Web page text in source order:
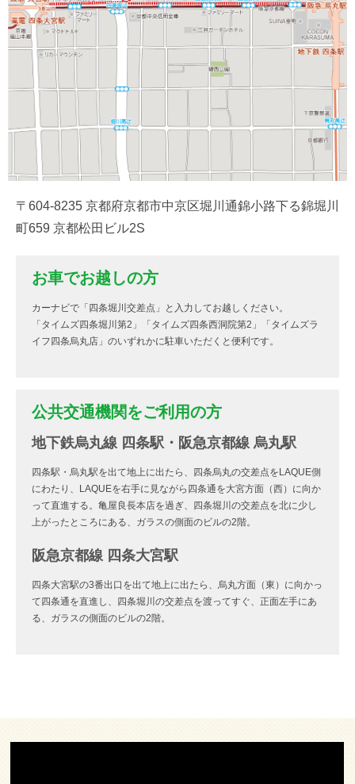
〒604-8235 京都府京都市中京区堀川通錦小路下る錦堀川
町659 京都松田ビル2S
お車でお越しの方
カーナビで「四条堀川交差点」と入力してお越しください。
「タイムズ四条堀川第2」「タイムズ四条西洞院第2」「タイムズラ
イフ四条烏丸店」のいずれかに駐車いただくと便利です。
公共交通機関をご利用の方
地下鉄烏丸線 四条駅・阪急京都線 烏丸駅
四条駅・烏丸駅を出て地上に出たら、四条烏丸の交差点をLAQUE側
にわたり、LAQUEを右手に見ながら四条通を大宮方面（西）に向か
って直進する。亀屋良長本店を過ぎ、四条堀川の交差点を北に少し
上がったところにある、ガラスの側面のビルの2階。
阪急京都線 四条大宮駅
四条大宮駅の3番出口を出て地上に出たら、烏丸方面（東）に向かっ
て四条通を直進し、四条堀川の交差点を渡ってすぐ、正面左手にあ
る、ガラスの側面のビルの2階。